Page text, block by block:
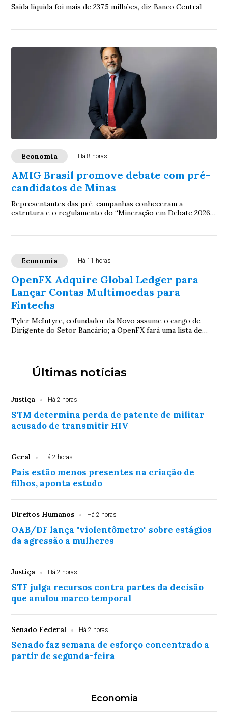
Saída líquida foi mais de 237,5 milhões, diz Banco Central
Economia Há 8 horas
AMIG Brasil promove debate com pré-
candidatos de Minas
Representantes das pré-campanhas conheceram a
estrutura e o regulamento do “Mineração em Debate 2026”,
Economia Há 11 horas
OpenFX Adquire Global Ledger para
Lançar Contas Multimoedas para
Fintechs
Tyler McIntyre, cofundador da Novo assume o cargo de
Dirigente do Setor Bancário; a OpenFX fará uma lista de
Últimas notícias
Justiça Há 2 horas
STM determina perda de patente de militar
acusado de transmitir HIV
Geral Há 2 horas
Pais estão menos presentes na criação de
filhos, aponta estudo
Direitos Humanos Há 2 horas
OAB/DF lança "violentômetro" sobre estágios
da agressão a mulheres
Justiça Há 2 horas
STF julga recursos contra partes da decisão
que anulou marco temporal
Senado Federal Há 2 horas
Senado faz semana de esforço concentrado a
partir de segunda-feira
Economia